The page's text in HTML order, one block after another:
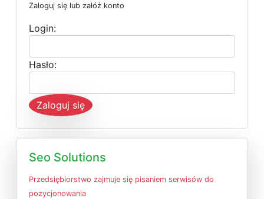
Zaloguj się lub załóż konto
Login:
Hasło:
Zaloguj się
Seo Solutions
Przedsiębiorstwo zajmuje się pisaniem serwisów do
pozycjonowania